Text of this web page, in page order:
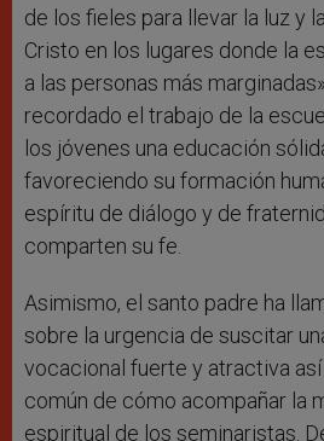
de los fieles para llevar la luz y
Cristo en los lugares donde la
a las personas más
recordado el trabajo de la
los jóvenes una educación
favoreciendo su formación
espíritu de diálogo y de
comparten su fe.
Asimismo, el santo padre ha
sobre la urgencia de suscitar
vocacional fuerte y atractiva
común de cómo acompañar la
espiritual de los seminaristas.